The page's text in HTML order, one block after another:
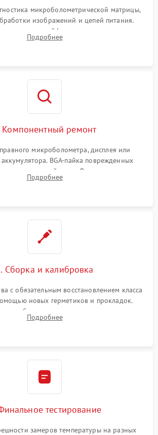
микроболометрической матрицы,
изображений и цепей питания.
шлейфов, модуля памяти и
Выявление сгоревших SMD-компонентов
Подробнее
Компонентный ремонт
микроболометра, дисплея или
BGA-пайка поврежденных
на материнской плате. Восстановление
замена поврежденных элементов
Подробнее
Сборка и калибровка
с обязательным восстановлением класса
новых герметиков и прокладок.
калибровка матрицы по эталонному
телу для точного измерения температур.
Подробнее
тестирование
замеров температуры на разных